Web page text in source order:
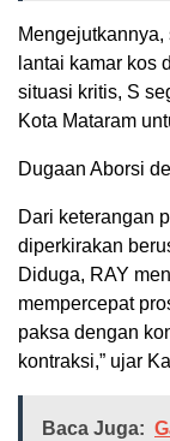
lantai kamar kos
situasi kritis, S
Kota Mataram
Dugaan Aborsi
Dari keterangan
diperkirakan
Diduga, RAY
mempercepat
paksa dengan
kontraksi,” ujar
Baca Juga: